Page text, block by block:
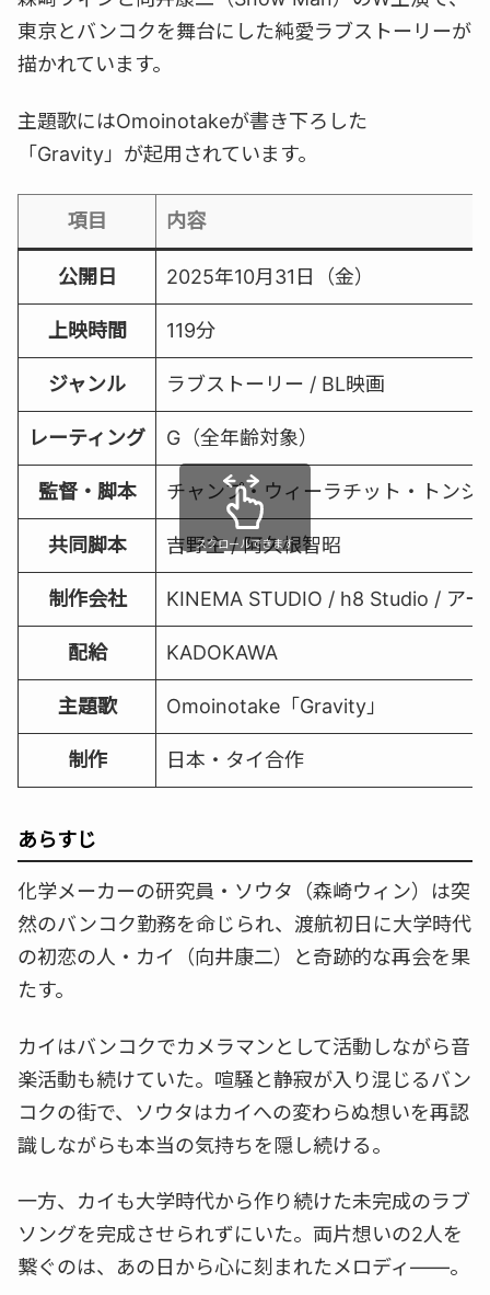
東京とバンコクを舞台にした純愛ラブストーリーが
描かれています。
主題歌にはOmoinotakeが書き下ろした
「Gravity」が起用されています。
項目 内容
公開日 2025年10月31日（金）
上映時間 119分
ジャンル ラブストーリー / BL映画
レーティング G（全年齢対象）
監督・脚本 チャンプ・ウィーラチット・トンジ
共同脚本 吉野主 / 阿久根智昭
制作会社 KINEMA STUDIO / h8 Studio / アー
配給 KADOKAWA
主題歌 Omoinotake「Gravity」
制作 日本・タイ合作
スクロールできます
あらすじ
化学メーカーの研究員・ソウタ（森崎ウィン）は突
然のバンコク勤務を命じられ、渡航初日に大学時代
の初恋の人・カイ（向井康二）と奇跡的な再会を果
たす。
カイはバンコクでカメラマンとして活動しながら音
楽活動も続けていた。喧騒と静寂が入り混じるバン
コクの街で、ソウタはカイへの変わらぬ想いを再認
識しながらも本当の気持ちを隠し続ける。
一方、カイも大学時代から作り続けた未完成のラブ
ソングを完成させられずにいた。両片想いの2人を
繋ぐのは、あの日から心に刻まれたメロディ——。